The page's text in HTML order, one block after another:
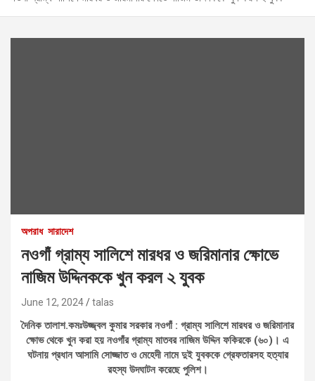
অপরাধ সারাদেশ
নওগাঁ গ্রাম্য সালিশে মারধর ও জরিমানার ক্ষোভে
নাজিম উদ্দিনককে খুন করল ২ যুবক
June 12, 2024 talas
দৈনিক তালাশ.কমঃউজ্জ্বল কুমার সরকার নওগাঁ : গ্রাম্য সালিশে মারধর ও জরিমানার
ক্ষোভ থেকে খুন করা হয় নওগাঁর গ্রাম্য মাতবর নাজিম উদ্দিন ফকিরকে (৬০)। এ
ঘটনায় প্রধান আসামি সোজ্জাত ও মেহেদী নামে দুই যুবককে গ্রেফতারসহ হত্যার
রহস্য উদঘাটন করেছে পুলিশ।